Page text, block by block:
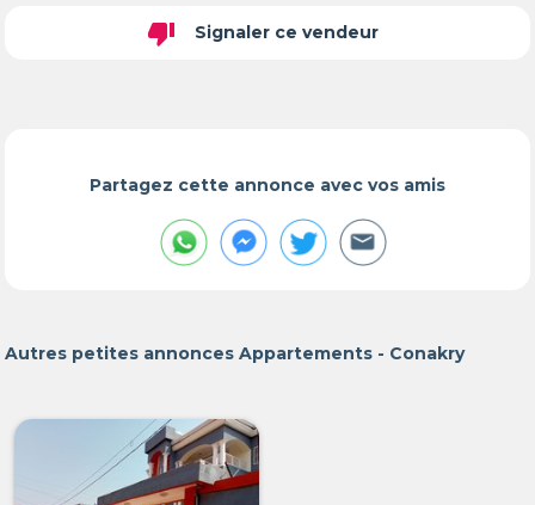
thumb_down Signaler ce vendeur
Partagez cette annonce avec vos amis
Autres petites annonces Appartements - Conakry